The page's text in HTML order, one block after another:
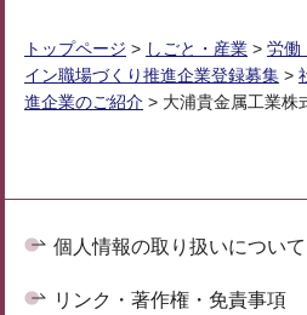
トップページ > しごと・産業 > 労働
イン職場づくり推進企業登録募集 >
進企業のご紹介 > 大浦貴金属工業株
個人情報の取り扱いについて
リンク・著作権・免責事項